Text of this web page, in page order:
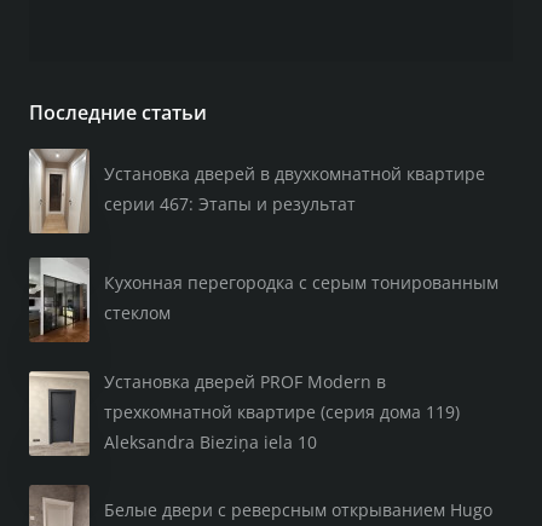
Последние статьи
Установка дверей в двухкомнатной квартире
серии 467: Этапы и результат
Кухонная перегородка с серым тонированным
стеклом
Установка дверей PROF Modern в
трехкомнатной квартире (серия дома 119)
Aleksandra Bieziņa iela 10
Белые двери с реверсным открыванием Hugo